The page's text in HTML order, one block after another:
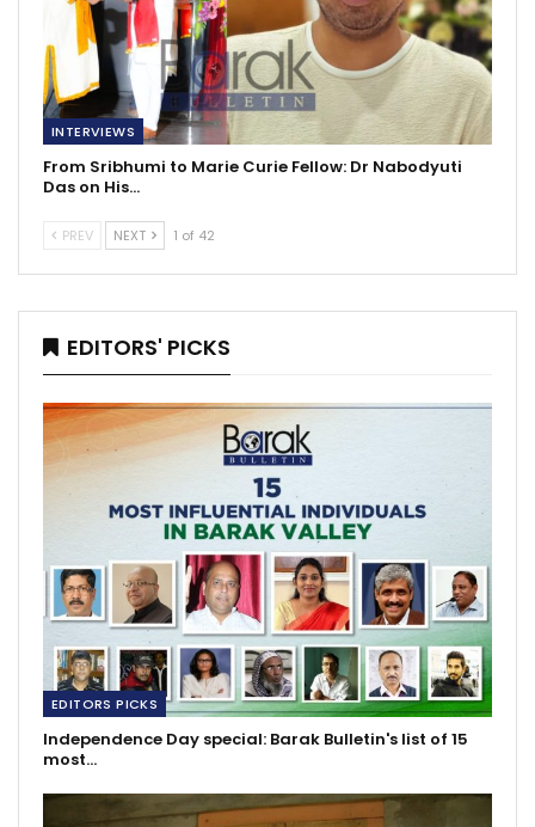
INTERVIEWS
From Sribhumi to Marie Curie Fellow: Dr Nabodyuti
Das on His…
PREV NEXT 1 of 42
EDITORS' PICKS
EDITORS PICKS
Independence Day special: Barak Bulletin's list of 15
most…